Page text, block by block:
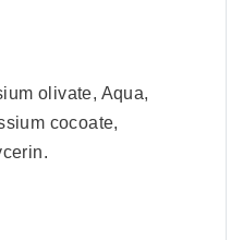
olivate, Aqua,
cocoate,